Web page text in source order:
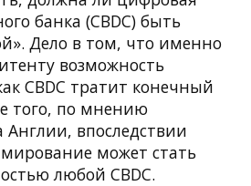
банка (CBDC) быть
Дело в том, что именно
возможность
CBDC тратит конечный
того, по мнению
Англии, впоследствии
может стать
любой CBDC.